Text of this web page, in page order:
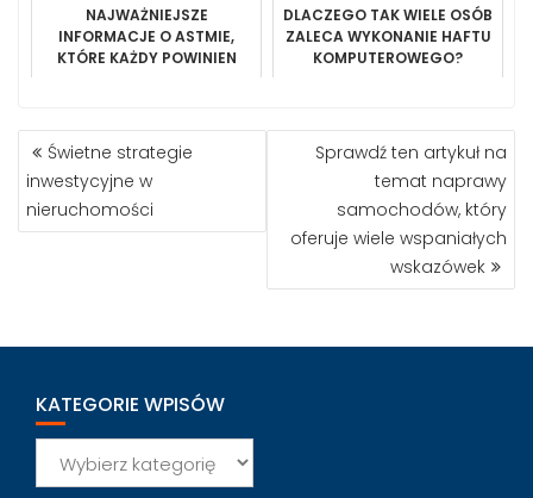
NAJWAŻNIEJSZE
INFORMACJE O ASTMIE,
KTÓRE KAŻDY POWINIEN
DLACZEGO TAK WIELE OSÓB
ZALECA WYKONANIE HAFTU
KOMPUTEROWEGO?
NAWIGACJA
WPISU
Świetne strategie
inwestycyjne w
nieruchomości
Sprawdź ten artykuł na
temat naprawy
samochodów, który
oferuje wiele wspaniałych
wskazówek
KATEGORIE WPISÓW
wpisów